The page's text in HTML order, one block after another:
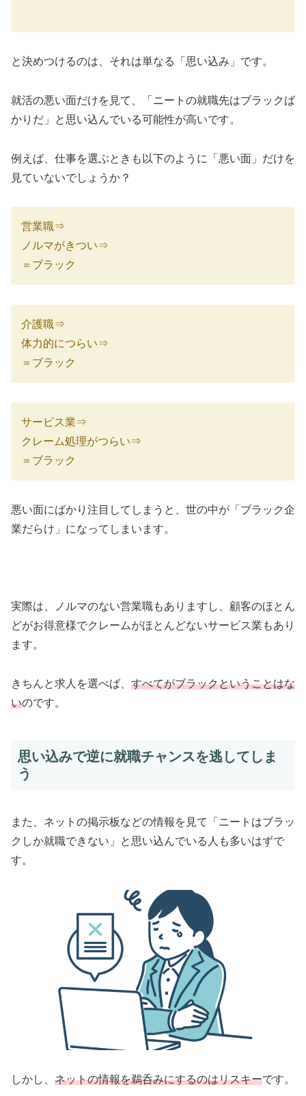
と決めつけるのは、それは単なる「思い込み」です。
就活の悪い面だけを見て、「ニートの就職先はブラックば
かりだ」と思い込んでいる可能性が高いです。
例えば、仕事を選ぶときも以下のように「悪い面」だけを
見ていないでしょうか？
営業職⇒
ノルマがきつい⇒
＝ブラック
介護職⇒
体力的につらい⇒
＝ブラック
サービス業⇒
クレーム処理がつらい⇒
＝ブラック
悪い面にばかり注目してしまうと、世の中が「ブラック企
業だらけ」になってしまいます。
実際は、ノルマのない営業職もありますし、顧客のほとん
どがお得意様でクレームがほとんどないサービス業もあり
ます。
きちんと求人を選べば、 すべてがブラックということはな
いのです。
思い込みで逆に就職チャンスを逃してしま
う
また、ネットの掲示板などの情報を見て「ニートはブラッ
クしか就職できない」と思い込んでいる人も多いはずで
す。
しかし、 ネットの情報を鵜呑みにするのはリスキーです。